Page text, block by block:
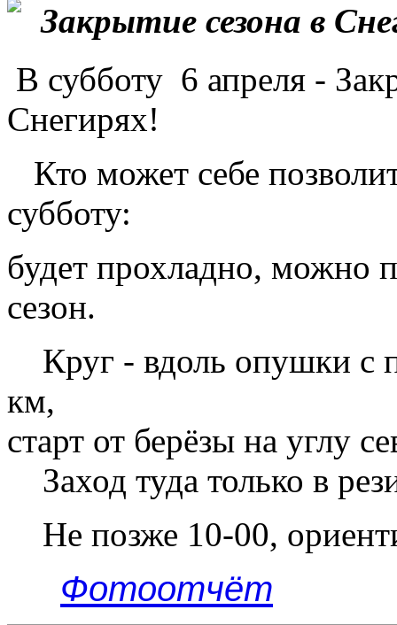
Закрытие сезона в
В субботу 6 апреля -
Снегирях!
Кто может себе
субботу:
будет прохладно, можно
сезон.
Круг - вдоль опушки с
км,
старт от берёзы на углу
Заход туда только в
Не позже 10-00,
Фотоотчёт